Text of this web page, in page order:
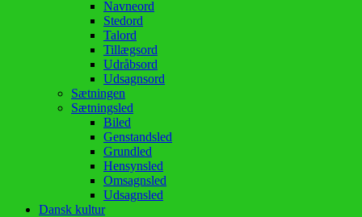
Navneord
Stedord
Talord
Tillægsord
Udråbsord
Udsagnsord
Sætningen
Sætningsled
Biled
Genstandsled
Grundled
Hensynsled
Omsagnsled
Udsagnsled
Dansk kultur